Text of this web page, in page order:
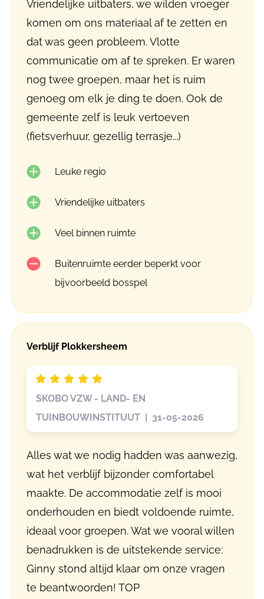
Vriendelijke uitbaters, we wilden vroeger
komen om ons materiaal af te zetten en
dat was geen probleem. Vlotte
communicatie om af te spreken. Er waren
nog twee groepen, maar het is ruim
genoeg om elk je ding te doen. Ook de
gemeente zelf is leuk vertoeven
(fietsverhuur, gezellig terrasje...)
Leuke regio
Vriendelijke uitbaters
Veel binnen ruimte
Buitenruimte eerder beperkt voor
bijvoorbeeld bosspel
Verblijf Plokkersheem
SKOBO VZW - LAND- EN
TUINBOUWINSTITUUT | 31-05-2026
Alles wat we nodig hadden was aanwezig,
wat het verblijf bijzonder comfortabel
maakte. De accommodatie zelf is mooi
onderhouden en biedt voldoende ruimte,
ideaal voor groepen. Wat we vooral willen
benadrukken is de uitstekende service:
Ginny stond altijd klaar om onze vragen
te beantwoorden! TOP